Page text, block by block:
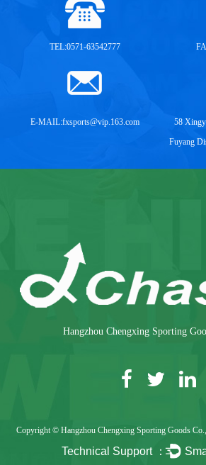
TEL:0571-63542777
E-MAIL:fxsports@vip.163.com
58
Fuyang
Hangzhou Chengxing Sporting
Copyright © Hangzhou Chengxing Sporting Goods
Technical Support ：